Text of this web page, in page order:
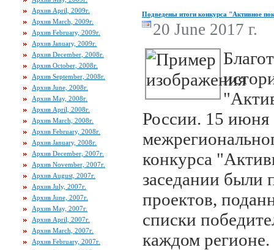
Архив April, 2009г.
Архив March, 2009г.
Архив February, 2009г.
Архив January, 2009г.
Архив December, 2008г.
Архив October, 2008г.
Архив September, 2008г.
Архив June, 2008г.
Архив May, 2008г.
Архив April, 2008г.
Архив March, 2008г.
Архив February, 2008г.
Архив January, 2008г.
Архив December, 2007г.
Архив November, 2007г.
Архив August, 2007г.
Архив July, 2007г.
Архив June, 2007г.
Архив May, 2007г.
Архив April, 2007г.
Архив March, 2007г.
Архив February, 2007г.
Подведены итоги конкурса "Активное
20 June 2017 г.
России. 15 июня
конкурса
заседании были
проектов,
списки
каждом регионе.